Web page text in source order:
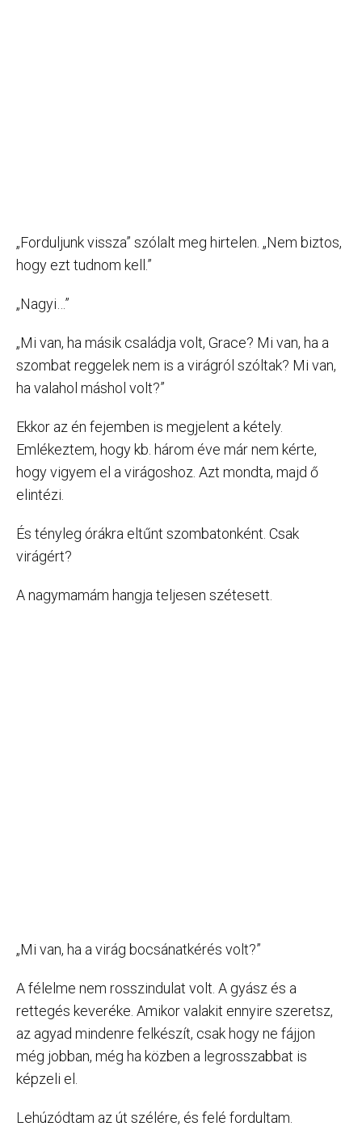
„Forduljunk vissza” szólalt meg hirtelen. „Nem biztos,
hogy ezt tudnom kell.”
„Nagyi…”
„Mi van, ha másik családja volt, Grace? Mi van, ha a
szombat reggelek nem is a virágról szóltak? Mi van,
ha valahol máshol volt?”
Ekkor az én fejemben is megjelent a kétely.
Emlékeztem, hogy kb. három éve már nem kérte,
hogy vigyem el a virágoshoz. Azt mondta, majd ő
elintézi.
És tényleg órákra eltűnt szombatonként. Csak
virágért?
A nagymamám hangja teljesen szétesett.
„Mi van, ha a virág bocsánatkérés volt?”
A félelme nem rosszindulat volt. A gyász és a
rettegés keveréke. Amikor valakit ennyire szeretsz,
az agyad mindenre felkészít, csak hogy ne fájjon
még jobban, még ha közben a legrosszabbat is
képzeli el.
Lehúzódtam az út szélére, és felé fordultam.